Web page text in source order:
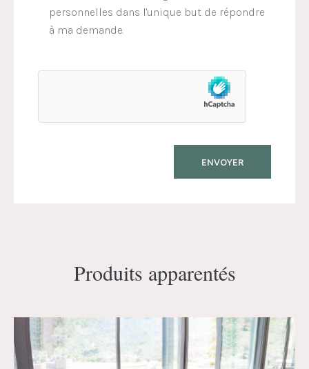
personnelles dans l'unique but de répondre
à ma demande.
Produits apparentés